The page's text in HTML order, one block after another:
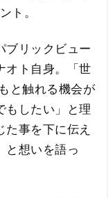
ト。
リックビュー
オト自身。「世
と触れる機会が
もしたい」と理
事を下に伝え
と想いを語っ